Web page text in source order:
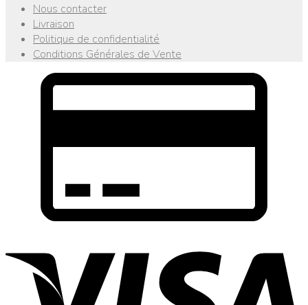
Nous contacter
Livraison
Politique de confidentialité
Conditions Générales de Vente